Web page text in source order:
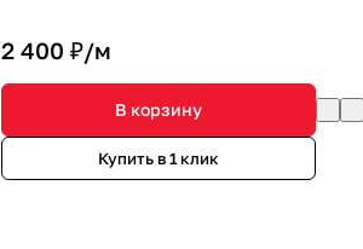
2 400 ₽/м
В корзину
Купить в 1 клик